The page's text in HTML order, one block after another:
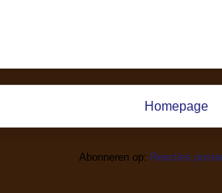
Homepage
Abonneren op: Reacties